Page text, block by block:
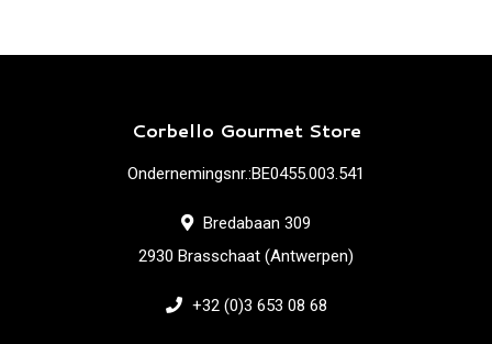
Corbello Gourmet Store
Ondernemingsnr.:BE0455.003.541
Bredabaan 309
2930 Brasschaat (Antwerpen)
+32 (0)3 653 08 68